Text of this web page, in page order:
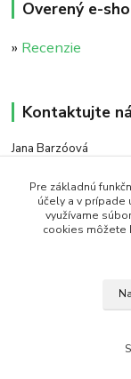
Overený e-
» Recenzie
Kontaktujte
Jana Barzóová
(PO - PIA, 8:00 - 18:00)
Icons made by
Pre základnú
účely a v prípade
využívame
cookies môžete